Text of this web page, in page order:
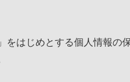
をはじめとする個人情報の